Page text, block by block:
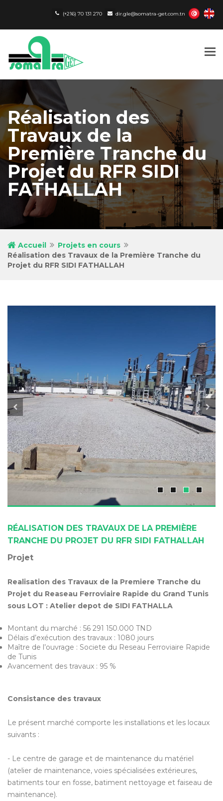
dir.gle@somatra-get.com.tn
(+216) 70 131 270
Réalisation des
Travaux de la
Première Tranche du
Projet du RFR SIDI
FATHALLAH
Accueil
Projets en cours
Réalisation des Travaux de la Première Tranche du
Projet du RFR SIDI FATHALLAH
RÉALISATION DES TRAVAUX DE LA PREMIÈRE
TRANCHE DU PROJET DU RFR SIDI FATHALLAH
Projet
Realisation des Travaux de la Premiere Tranche du
Projet du Reaseau Ferroviaire Rapide du Grand Tunis
sous LOT : Atelier depot de SIDI FATHALLA
Montant du marché : 56 291 150.000 TND
Délais d’exécution des travaux : 1080 jours
Maître de l’ouvrage : Societe du Reseau Ferroviaire Rapide
de Tunis
Avancement des travaux : 95 %
Consistance des travaux
Le présent marché comporte les installations et les locaux
suivants :
- Le centre de garage et de maintenance du matériel
(atelier de maintenance, voies spécialisées extérieures,
batiments tour en fosse, batiment nettoyage et faiseau de
maintenance).